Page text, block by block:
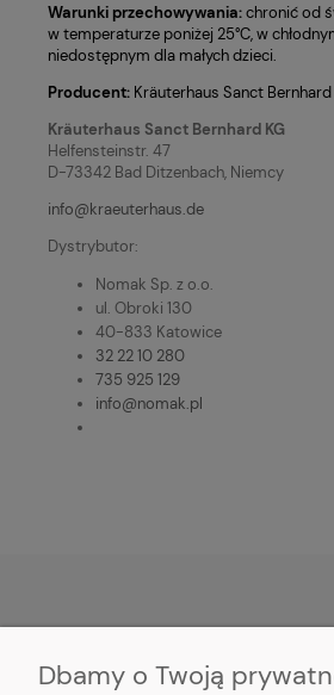
Warunki przechowywania:chronić od
w temperaturze poniżej 25°C, w
niedostępnym dla małych dzieci.
Producent: Kräuterhaus Sanct
Kräuterhaus Sanct Bernhard KG
Helfensteinstr. 47
D-73342 Bad Ditzenbach, Niemcy
info@kraeuterhaus.de
Dystrybutor:
Nomak Sp. z o.o.
ul. Obroki 130
40-833 Katowice
32 22 10 280
735 925 129
info@nomak.pl
Dbamy o Twoją